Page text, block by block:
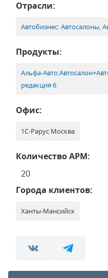
Отрасли:
Автобизнес: Автосалоны,
Продукты:
Альфа-
редакция 6
Офис:
1С-Рарус Москва
Количество АРМ:
20
Города клиентов:
Ханты-Мансийск